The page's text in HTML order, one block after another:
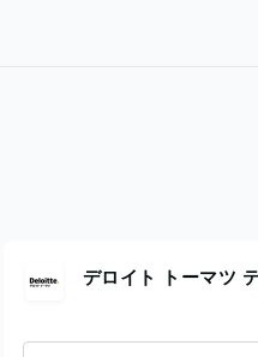
デロイト トーマツ